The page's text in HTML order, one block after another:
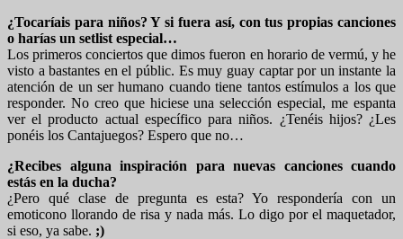
¿Tocaríais para niños? Y si fuera así, con tus propias canciones
o harías un setlist especial…
Los primeros conciertos que dimos fueron en horario de vermú, y he
visto a bastantes en el públic. Es muy guay captar por un instante la
atención de un ser humano cuando tiene tantos estímulos a los que
responder. No creo que hiciese una selección especial, me espanta
ver el producto actual específico para niños. ¿Tenéis hijos? ¿Les
ponéis los Cantajuegos? Espero que no…
¿Recibes alguna inspiración para nuevas canciones cuando
estás en la ducha?
¿Pero qué clase de pregunta es esta? Yo respondería con un
emoticono llorando de risa y nada más. Lo digo por el maquetador,
si eso, ya sabe. ;)